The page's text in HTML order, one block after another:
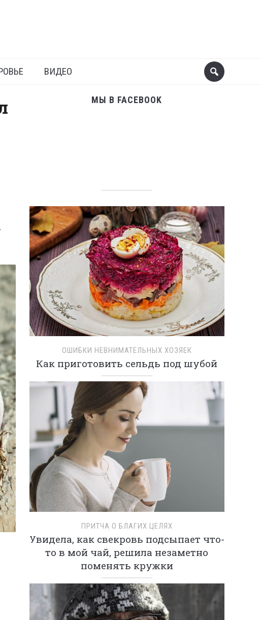
ВИДЕО
МЫ В FACEBOOK
ОШИБКИ НЕВНИМАТЕЛЬНЫХ ХОЗЯЕК
Как приготовить сельдь под шубой
ПРИТЧА О БЛАГИХ ЦЕЛЯХ
Увидела, как свекровь подсыпает что-
то в мой чай, решила незаметно
поменять кружки